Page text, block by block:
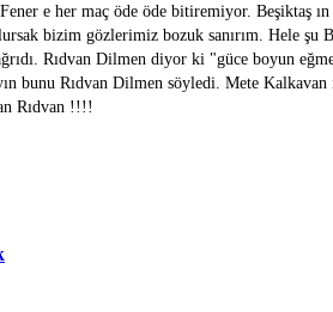
Fener e her maç öde öde bitiremiyor. Beşiktaş
bizim gözlerimiz bozuk sanırım. Hele şu
Rıdvan Dilmen diyor ki "güce boyun
bunu Rıdvan Dilmen söyledi. Mete
Rıdvan !!!!